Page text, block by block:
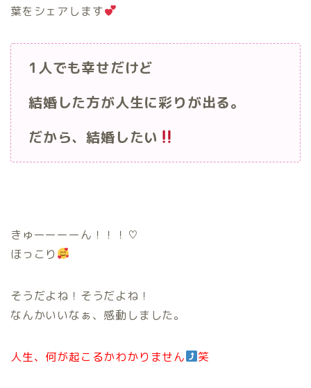
葉をシェアします
1人でも幸せだけど
結婚した方が人生に彩りが出る。
だから、結婚したい
きゅーーーーん！！！ ♡
ほっこり
そうだよね！そうだよね！
なんかいいなぁ、感動しました。
人生、何が起こるかわかりません 笑